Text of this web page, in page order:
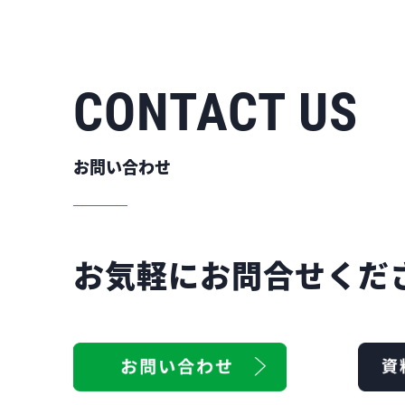
CONTACT US
お問い合わせ
お気軽にお問合せくだ